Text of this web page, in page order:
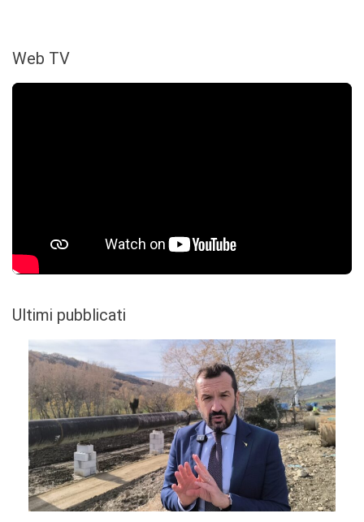
Web TV
Ultimi pubblicati